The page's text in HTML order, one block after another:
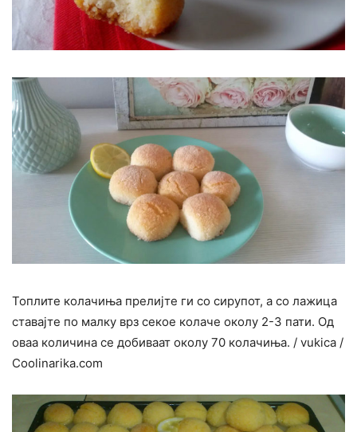
Топлите колачиња прелијте ги со сирупот, а со лажица
ставајте по малку врз секое колаче околу 2-3 пати. Од
оваа количина се добиваат околу 70 колачиња. / vukica /
Сооlinarika.com